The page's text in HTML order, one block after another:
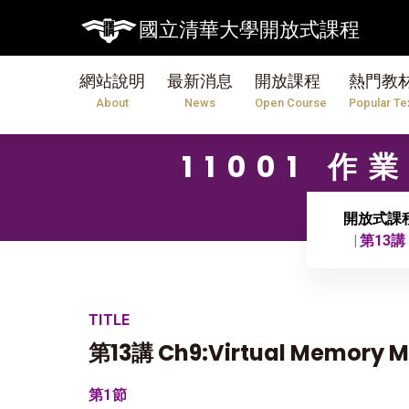
國立清華大學開放式課程
網站說明
About
最新消息
News
開放課程
Open Course
熱門教
Popular
11001 作
開放式課
第13
TITLE
第13講 Ch9:Virtual Memory
第1節